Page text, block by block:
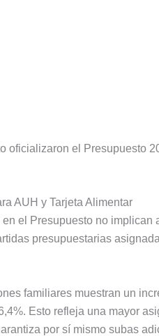
oficializaron el Presupuesto
AUH y Tarjeta Alimentar
el Presupuesto no implican
presupuestarias
familiares muestran un
Esto refleja una mayor
por sí mismo subas